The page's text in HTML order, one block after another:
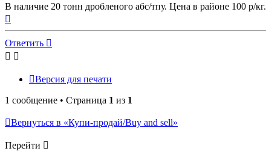
В наличие 20 тонн дробленого абс/тпу. Цена в районе 100 р/кг.
началу
Ответить
Версия для печати
1 сообщение • Страница 1 из 1
Вернуться в «Купи-продай/Buy and sell»
Перейти